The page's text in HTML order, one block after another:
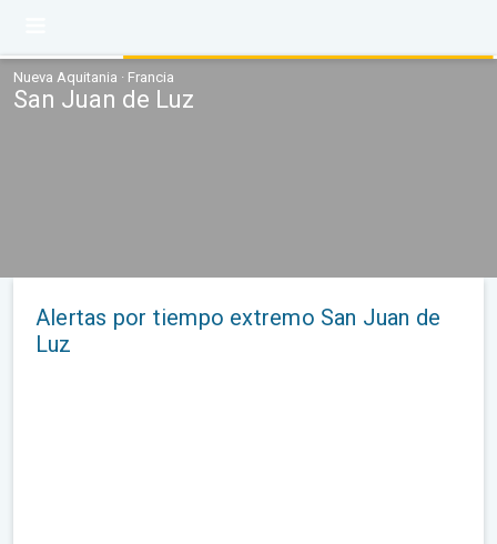
Nueva Aquitania · Francia
San Juan de Luz
Alertas por tiempo extremo San Juan de
Luz